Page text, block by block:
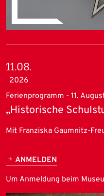
11.08.
2026
Ferienprogramm - 11.
„Historische
Mit Franziska Gaumnitz-
ANMELDEN
Um Anmeldung beim